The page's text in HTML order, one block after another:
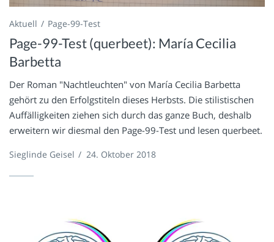
Aktuell Page-99-Test
Page-99-Test (querbeet): María Cecilia
Barbetta
Der Roman "Nachtleuchten" von María Cecilia Barbetta
gehört zu den Erfolgstiteln dieses Herbsts. Die stilistischen
Auffälligkeiten ziehen sich durch das ganze Buch, deshalb
erweitern wir diesmal den Page-99-Test und lesen querbeet.
Sieglinde Geisel / 24. Oktober 2018